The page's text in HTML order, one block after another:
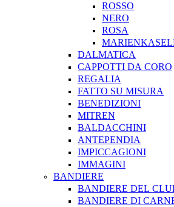
ROSSO
NERO
ROSA
DALMATICA
CAPPOTTI DA CORO
REGALIA
FATTO SU MISURA
BENEDIZIONI
MITREN
BALDACCHINI
ANTEPENDIA
IMPICCAGIONI
IMMAGINI
BANDIERE
BANDIERE DEL
BANDIERE DI